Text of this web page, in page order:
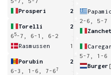
Prosperi
2
Torelli
2
6 5-7, 6-1, 6-2
Rasmussen
1
Porubin
2
6-3, 1-6, 7-67
2-6, 5-7
5-7, 1-6
Burger